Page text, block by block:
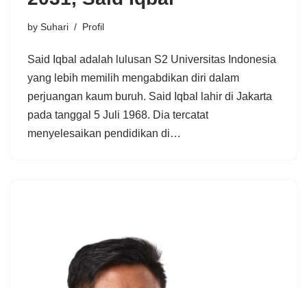
by Suhari Profil
Said Iqbal adalah lulusan S2 Universitas Indonesia
yang lebih memilih mengabdikan diri dalam
perjuangan kaum buruh. Said Iqbal lahir di Jakarta
pada tanggal 5 Juli 1968. Dia tercatat
menyelesaikan pendidikan di…